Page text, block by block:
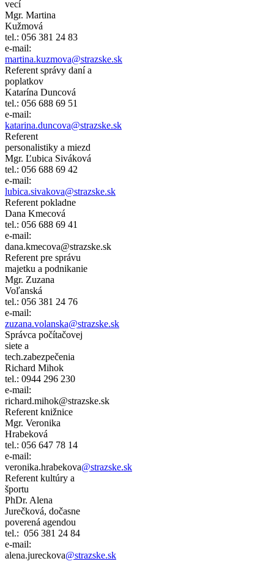
vecí
Mgr. Martina
Kužmová
tel.: 056 381 24 83
e-mail:
martina.kuzmova@strazske.sk
Referent správy daní a
poplatkov
Katarína Duncová
tel.: 056 688 69 51
e-mail:
katarina.duncova@strazske.sk
Referent
personalistiky a miezd
Mgr. Ľubica Siváková
tel.: 056 688 69 42
e-mail:
lubica.sivakova@strazske.sk
Referent pokladne
Dana Kmecová
tel.: 056 688 69 41
e-mail:
dana.kmecova@strazske.sk
Referent pre správu
majetku a podnikanie
Mgr. Zuzana
Voľanská
tel.: 056 381 24 76
e-mail:
zuzana.volanska@strazske.sk
Správca počítačovej
siete a
tech.zabezpečenia
Richard Mihok
tel.: 0944 296 230
e-mail:
richard.mihok@strazske.sk
Referent knižnice
Mgr. Veronika
Hrabeková
tel.: 056 647 78 14
e-mail:
veronika.hrabekova@strazske.sk
Referent kultúry a
športu
PhDr. Alena
Jurečková, dočasne
poverená agendou
tel.: 056 381 24 84
e-mail:
alena.jureckova@strazske.sk